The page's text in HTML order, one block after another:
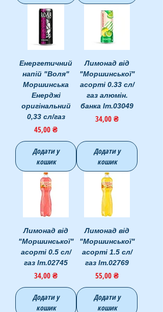
Енергетичний
напій "Воля"
Моршинська
Енерджі
оригінальний
0,33 сл/газ
Ціна
45,00 ₴
Додати у
кошик
Лимонад від
"Моршинської"
асорті 0.33 сл/
газ алюмін.
банка lm.03049
Ціна
34,00 ₴
Додати у
кошик
Лимонад від
"Моршинської"
асорті 0.5 сл/
газ lm.02745
Ціна
34,00 ₴
Додати у
кошик
Лимонад від
"Моршинської"
асорті 1.5 сл/
газ lm.02769
Ціна
55,00 ₴
Додати у
кошик